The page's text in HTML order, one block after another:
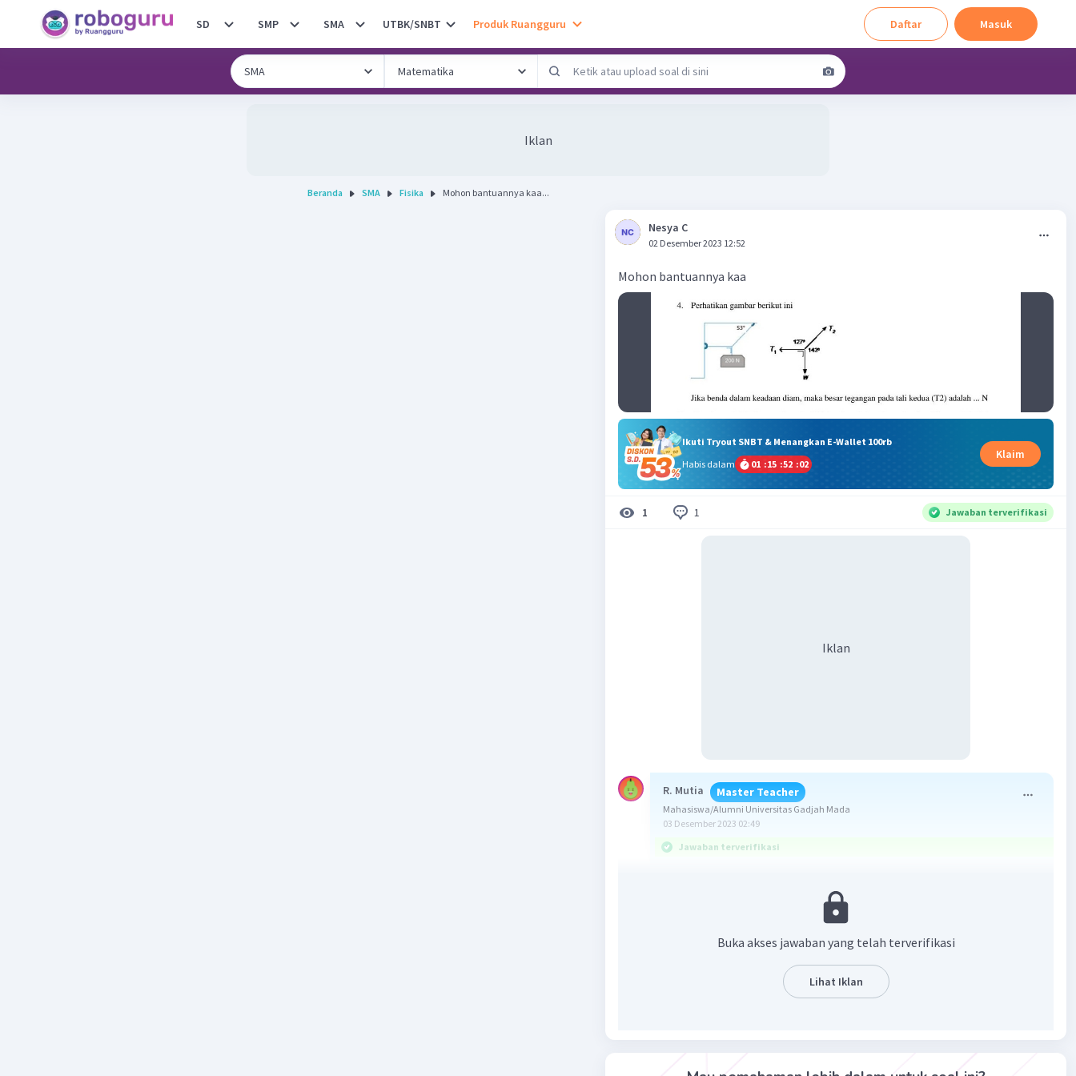
SD SMP SMA UTBK/SNBT Produk Ruangguru Daftar Masuk
Iklan
Beranda SMA Fisika Mohon bantuannya kaa...
Nesya C
02 Desember 2023 12:52
Mohon bantuannya kaa
Ikuti Tryout SNBT & Menangkan E-Wallet 100rb
Habis dalam
01 :15 :52 :02
Klaim
1 1 Jawaban terverifikasi
Iklan
R. Mutia Master Teacher
Mahasiswa/Alumni Universitas Gadjah Mada
03 Desember 2023 02:49
Jawaban terverifikasi
Buka akses jawaban yang telah terverifikasi
Lihat Iklan